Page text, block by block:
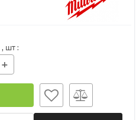
, шт :
+